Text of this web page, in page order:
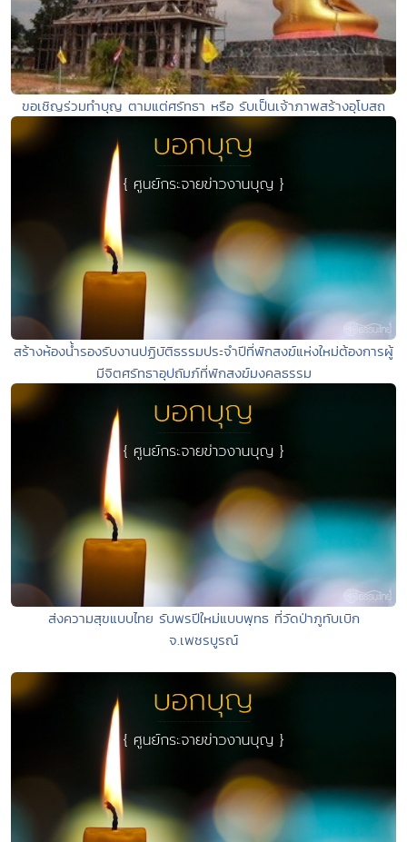
ขอเชิญร่วมทำบุญ ตามแต่ศรัทธา หรือ รับเป็นเจ้าภาพสร้างอุโบสถ
สร้างห้องน้ำรองรับงานปฏิบัติธรรมประจำปีที่พักสงฆ์แห่งใหม่ต้องการผู้
มีจิตศรัทธาอุปถัมภ์ที่พักสงฆ์มงคลธรรม
ส่งความสุขแบบไทย รับพรปีใหม่แบบพุทธ ที่วัดป่าภูทับเบิก
จ.เพชรบูรณ์